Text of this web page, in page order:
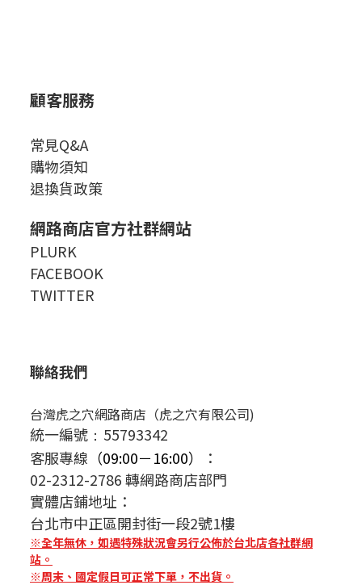
顧客服務
常見Q&A
購物須知
退換貨政策
網路商店官方社群網站
PLURK
FACEBOOK
TWITTER
聯絡我們
台灣虎之穴網路商店（虎之穴有限公司)
統一編號 ： 55793342
客服專線 （09:00－16:00）
：
02-2312-2786 轉網路商店部門
實體店鋪地址：
台北市中正區開封街一段2號1樓
※全年無休，如遇特殊狀況會另行公佈於台北店各社群網
站。
※周末、國定假日可正常下單，不出貨。